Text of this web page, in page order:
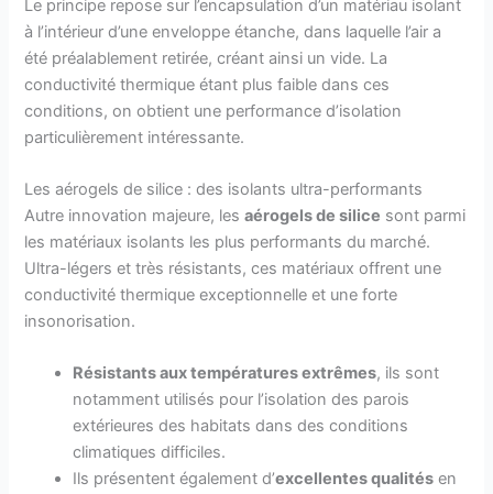
Le principe repose sur l’encapsulation d’un matériau isolant
à l’intérieur d’une enveloppe étanche, dans laquelle l’air a
été préalablement retirée, créant ainsi un vide. La
conductivité thermique étant plus faible dans ces
conditions, on obtient une performance d’isolation
particulièrement intéressante.
Les aérogels de silice : des isolants ultra-performants
Autre innovation majeure, lesaérogels de silice sont parmi
les matériaux isolants les plus performants du marché.
Ultra-légers et très résistants, ces matériaux offrent une
conductivité thermique exceptionnelle et une forte
insonorisation.
Résistants aux températures extrêmes, ils sont
notamment utilisés pour l’isolation des parois
extérieures des habitats dans des conditions
climatiques difficiles.
Ils présentent également d’excellentes qualités en